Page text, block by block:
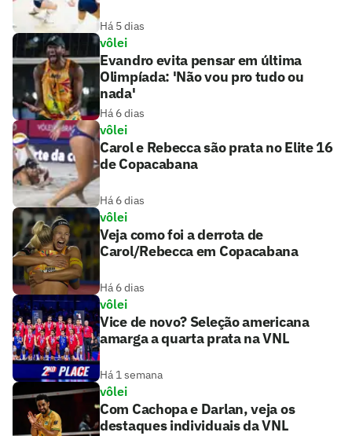
Há 5 dias
vôlei
Evandro evita pensar em última
Olimpíada: 'Não vou pro tudo ou
nada'
Há 6 dias
vôlei
Carol e Rebecca são prata no Elite 16
de Copacabana
Há 6 dias
vôlei
Veja como foi a derrota de
Carol/Rebecca em Copacabana
Há 6 dias
vôlei
Vice de novo? Seleção americana
amarga a quarta prata na VNL
Há 1 semana
vôlei
Com Cachopa e Darlan, veja os
destaques individuais da VNL